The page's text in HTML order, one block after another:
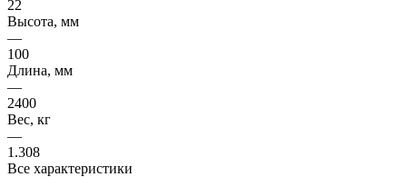
22
Высота, мм
—
100
Длина, мм
—
2400
Вес, кг
—
1.308
Все характеристики